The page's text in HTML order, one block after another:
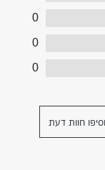
0
0
0
חוות דעת